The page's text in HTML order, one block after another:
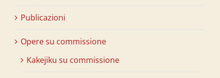
Publicazioni
Opere su commissione
Kakejiku su commissione